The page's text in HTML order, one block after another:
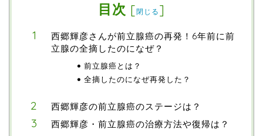
目次 [閉じる ]
西郷輝彦さんが前立腺癌の再発！6年前に前
立腺の全摘したのになぜ？
前立腺癌とは？
全摘したのになぜ再発した？
西郷輝彦の前立腺癌のステージは？
西郷輝彦・前立腺癌の治療方法や復帰は？